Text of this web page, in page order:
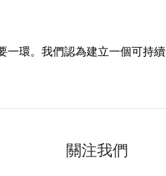
環。我們認為建立一個可持
關注我們